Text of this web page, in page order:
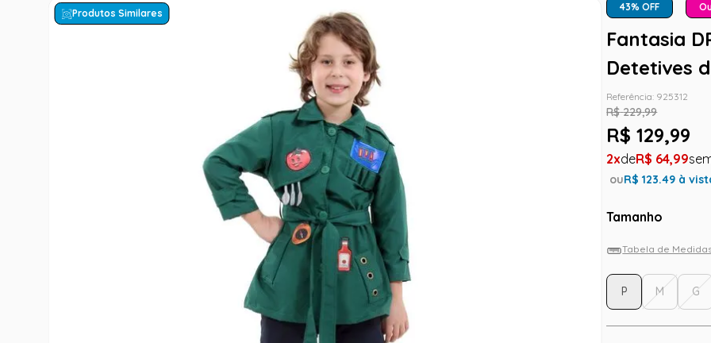
Produtos Similares
43% OFF
Fantasia
Detetives
Referência: 925312
R$ 229,99
R$ 129,99
2 R$ 64,99
ouR$123.49 à
Tamanho
Tabela de
P M G
palhaço
º
mascara
paquita
7º
harry potter
kpop
9º
branca neve
10º toy story